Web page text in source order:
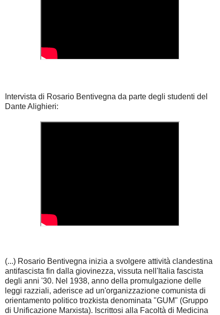
Intervista di Rosario Bentivegna da parte degli studenti del
Dante Alighieri:
(...) Rosario Bentivegna inizia a svolgere attività clandestina
antifascista fin dalla giovinezza, vissuta nell'Italia fascista
degli anni '30. Nel 1938, anno della promulgazione delle
leggi razziali, aderisce ad un'organizzazione comunista di
orientamento politico trozkista denominata "GUM" (Gruppo
di Unificazione Marxista). Iscrittosi alla Facoltà di Medicina